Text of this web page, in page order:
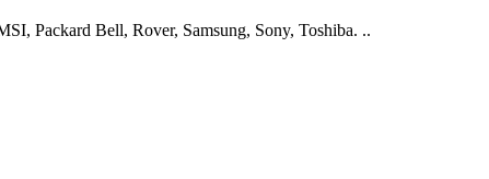
Packard Bell, Rover, Samsung, Sony, Toshiba. ..